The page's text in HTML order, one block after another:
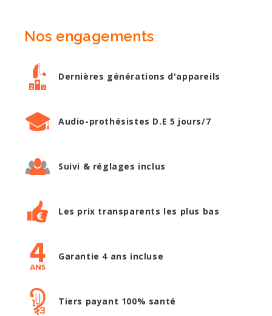
Nos engagements
Dernières générations d'appareils
Audio-prothésistes D.E 5 jours/7
Suivi & réglages inclus
Les prix transparents les plus bas
Garantie 4 ans incluse
Tiers payant 100% santé